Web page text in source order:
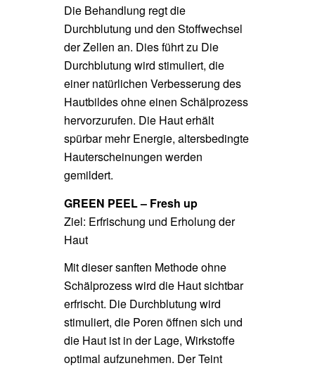
Die Behandlung regt die
Durchblutung und den Stoffwechsel
der Zellen an. Dies führt zu Die
Durchblutung wird stimuliert, die
einer natürlichen Verbesserung des
Hautbildes ohne einen Schälprozess
hervorzurufen. Die Haut erhält
spürbar mehr Energie, altersbedingte
Hauterscheinungen werden
gemildert.
GREEN PEEL – Fresh up
Ziel: Erfrischung und Erholung der
Haut
Mit dieser sanften Methode ohne
Schälprozess wird die Haut sichtbar
erfrischt. Die Durchblutung wird
stimuliert, die Poren öffnen sich und
die Haut ist in der Lage, Wirkstoffe
optimal aufzunehmen. Der Teint